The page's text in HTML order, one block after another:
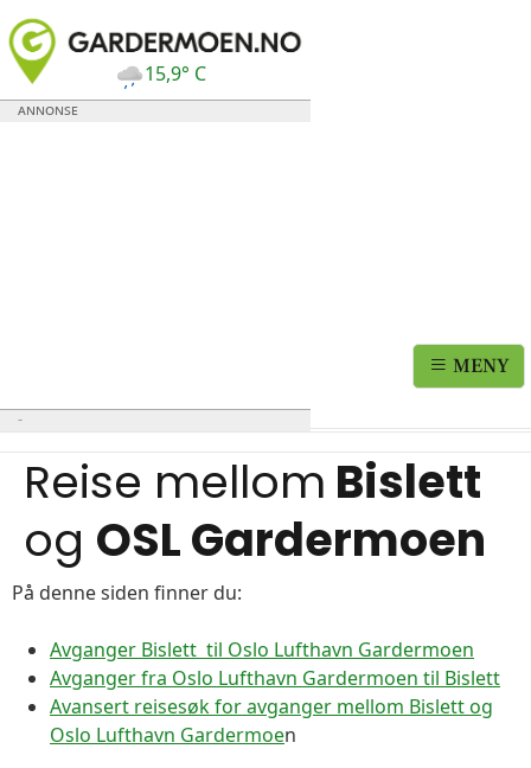
15,9° C
MENY
Reise mellom Bislett
og OSL Gardermoen
På denne siden finner du:
Avganger Bislett til Oslo Lufthavn Gardermoen
Avganger fra Oslo Lufthavn Gardermoen til Bislett
Avansert reisesøk for avganger mellom Bislett og
Oslo Lufthavn Gardermoen